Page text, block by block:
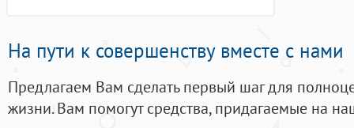
На пути к совершенству вместе с нами
Предлагаем Вам сделать первый шаг для
жизни. Вам помогут средства, придагаемые на